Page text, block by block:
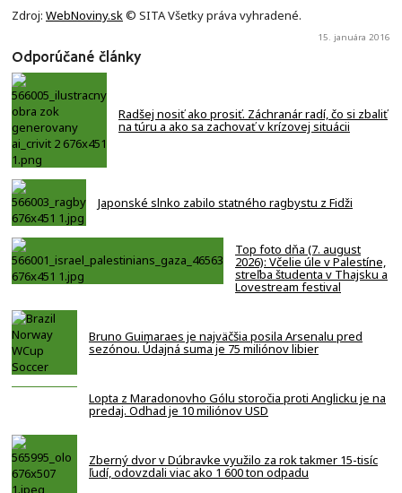
Zdroj: WebNoviny.sk© SITA Všetky práva vyhradené.
15. januára 2016
Odporúčané články
Radšej nosiť ako prosiť. Záchranár radí, čo si zbaliť
na túru a ako sa zachovať v krízovej situácii
Japonské slnko zabilo statného ragbystu z Fidži
Top foto dňa (7. august
2026): Včelie úle v Palestíne,
streľba študenta v Thajsku a
Lovestream festival
Bruno Guimaraes je najväčšia posila Arsenalu pred
sezónou. Údajná suma je 75 miliónov libier
Lopta z Maradonovho Gólu storočia proti Anglicku je na
predaj. Odhad je 10 miliónov USD
Zberný dvor v Dúbravke využilo za rok takmer 15-tisíc
ľudí, odovzdali viac ako 1 600 ton odpadu